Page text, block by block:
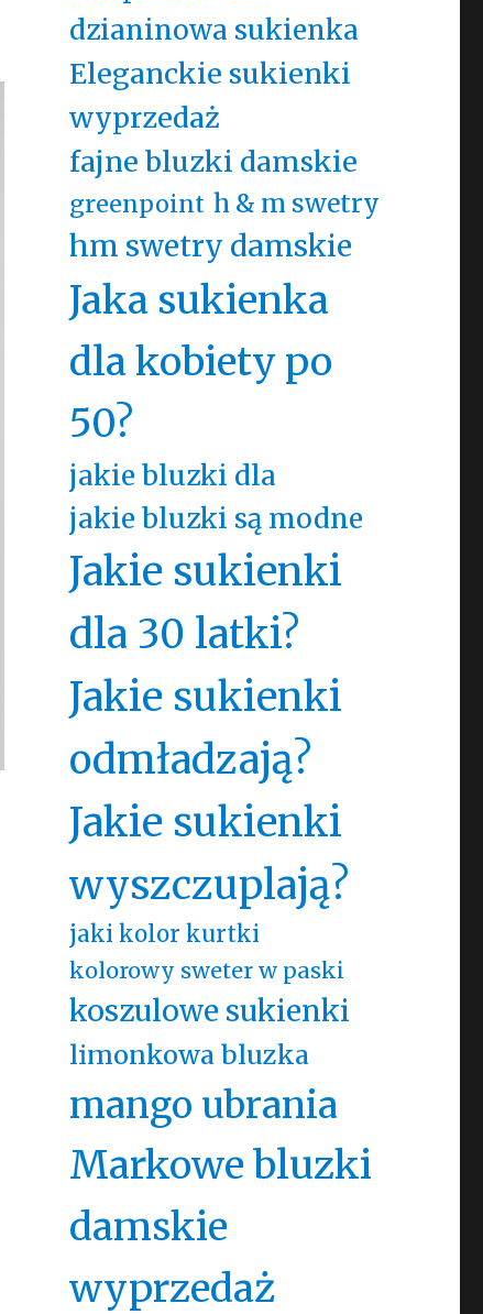
dzianinowa sukienka
Eleganckie sukienki
wyprzedaż
fajne bluzki damskie
greenpoint h & m swetry
hm swetry damskie
Jaka sukienka
dla kobiety po
50?
jakie bluzki dla
jakie bluzki są modne
Jakie sukienki
dla 30 latki?
Jakie sukienki
odmładzają?
Jakie sukienki
wyszczuplają?
jaki kolor kurtki
kolorowy sweter w paski
koszulowe sukienki
limonkowa bluzka
mango ubrania
Markowe bluzki
damskie
wyprzedaż